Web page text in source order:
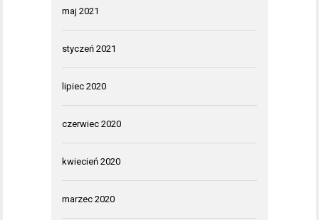
maj 2021
styczeń 2021
lipiec 2020
czerwiec 2020
kwiecień 2020
marzec 2020